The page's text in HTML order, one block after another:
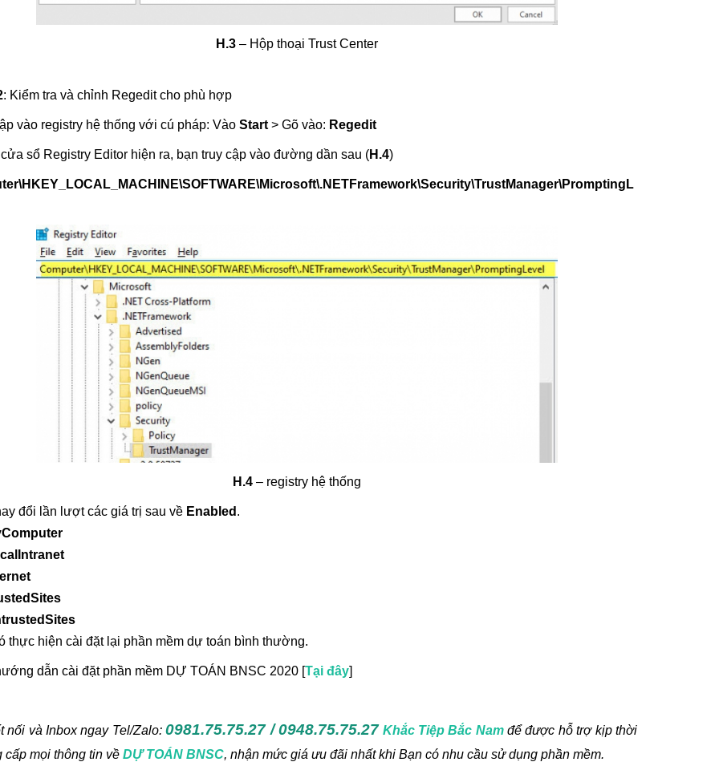
H.3 – Hộp thoại Trust Center
: Kiểm tra và chỉnh Regedit cho phù hợp
vào registry hệ thống với cú pháp: Vào Start> Gõ vào: Regedit
sổ Registry Editor hiện ra, bạn truy cập vào đường dần sau (H.4)
H.4 – registry hệ thống
đổi lần lượt các giá trị sau về Enabled .
thực hiện cài đặt lại phần mềm dự toán bình thường.
dẫn cài đặt phần mềm DỰ TOÁN BNSC 2020 [Tại đây]
nối và Inbox ngay Tel/Zalo:0981.75.75.27 / 0948.75.75.27 Khắc Tiệp Bắc Namđể được hỗ trợ kịp thời
cấp mọi thông tin về DỰ TOÁN BNSC, nhận mức giá ưu đãi nhất khi Bạn có nhu cầu sử dụng phần mềm.